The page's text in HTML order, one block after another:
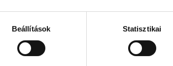
Beállítások Statisztikai